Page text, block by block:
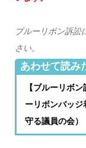
ブルーリボン訴訟
さい。
あわせて読み
【ブルーリボ
ーリボンバッ
守る議員の会）